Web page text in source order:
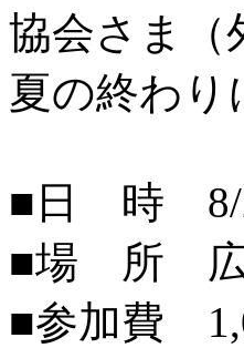
協会さま（
夏の終わり
■日 時 8/
■場 所 広
■参加費